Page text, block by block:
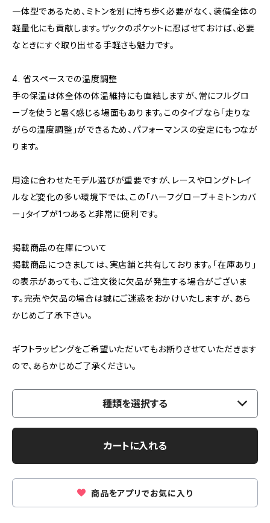
一体型であるため、ミトンを別に持ち歩く必要がなく、装備全体の
軽量化にも貢献します。ザックのポケットに忍ばせておけば、必要
なときにすぐ取り出せる手軽さも魅力です。
4. 省スペースでの温度調整
手の保温は体全体の体温維持にも直結しますが、常にフルグロ
ーブを使うと暑く感じる場面もあります。このタイプなら「走りな
がらの温度調整」ができるため、パフォーマンスの安定にもつなが
ります。
用途に合わせたモデル選びが重要ですが、レースやロングトレイ
ルなど変化の多い環境下では、この「ハーフグローブ＋ミトンカバ
ー」タイプが1つあると非常に便利です。
掲載商品の在庫について
掲載商品につきましては、実店舗と共有しております。「在庫あり」
の表示があっても、ご注文後に欠品が発生する場合がございま
す。完売や欠品の場合は誠にご迷惑をおかけいたしますが、あら
かじめご了承下さい。
ギフトラッピングをご希望いただいてもお断りさせていただきます
ので、あらかじめご了承ください。
種類を選択する
カートに入れる
商品をアプリでお気に入り